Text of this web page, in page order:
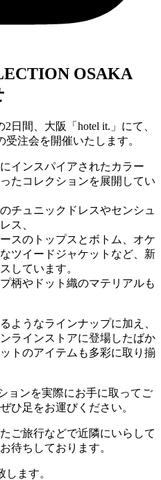
OSAKA
日間、大阪「hotel it.」にて、
注会を開催いたします。
インスパイアされたカラー
たコレクションを展開してい
チュニックドレスやセンシュ
ス、
スのトップスとボトム、オケ
ツイードジャケットなど、新
しています。
柄やドット織のマテリアルも
ようなラインナップに加え、
ラインストアに登場したばか
トのアイテムも多彩に取り揃
ョンを実際にお手に取ってご
ひ足をお運びください。
ご旅行などで近隣にいらして
待ちしております。
ます。